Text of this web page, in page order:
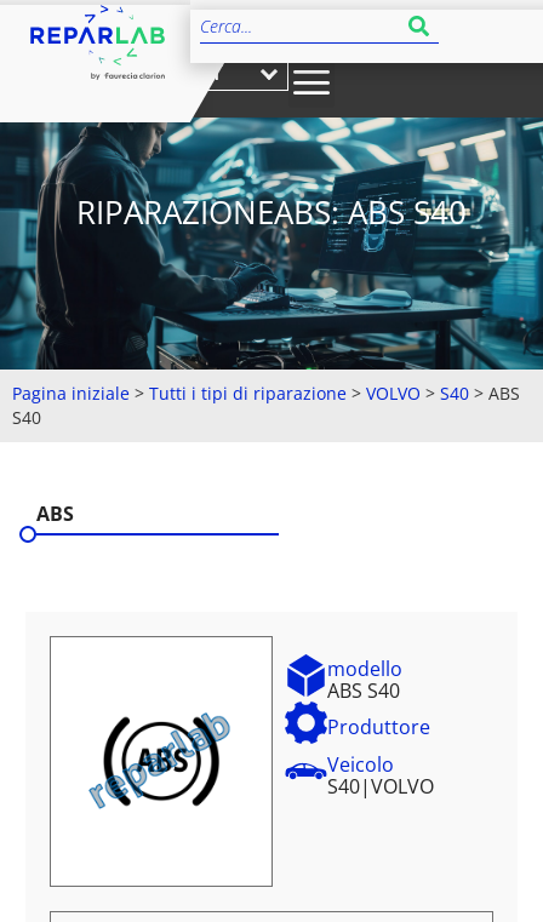
IT
RIPARAZIONEABS: ABS S40
Pagina iniziale > Tutti i tipi di riparazione > VOLVO > S40 > ABS
S40
ABS
modello
ABS S40
Produttore
Veicolo
S40|VOLVO